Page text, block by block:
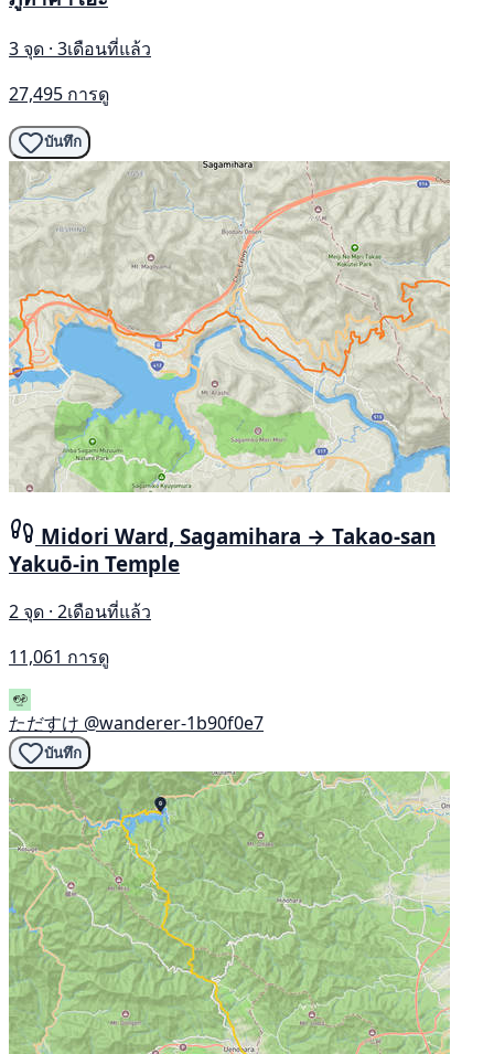
3 จุด · 3เดือนที่แล้ว
27,495 การดู
บันทึก
Midori Ward, Sagamihara → Takao-san
Yakuō-in Temple
2 จุด · 2เดือนที่แล้ว
11,061 การดู
ただすけ @wanderer-1b90f0e7
บันทึก